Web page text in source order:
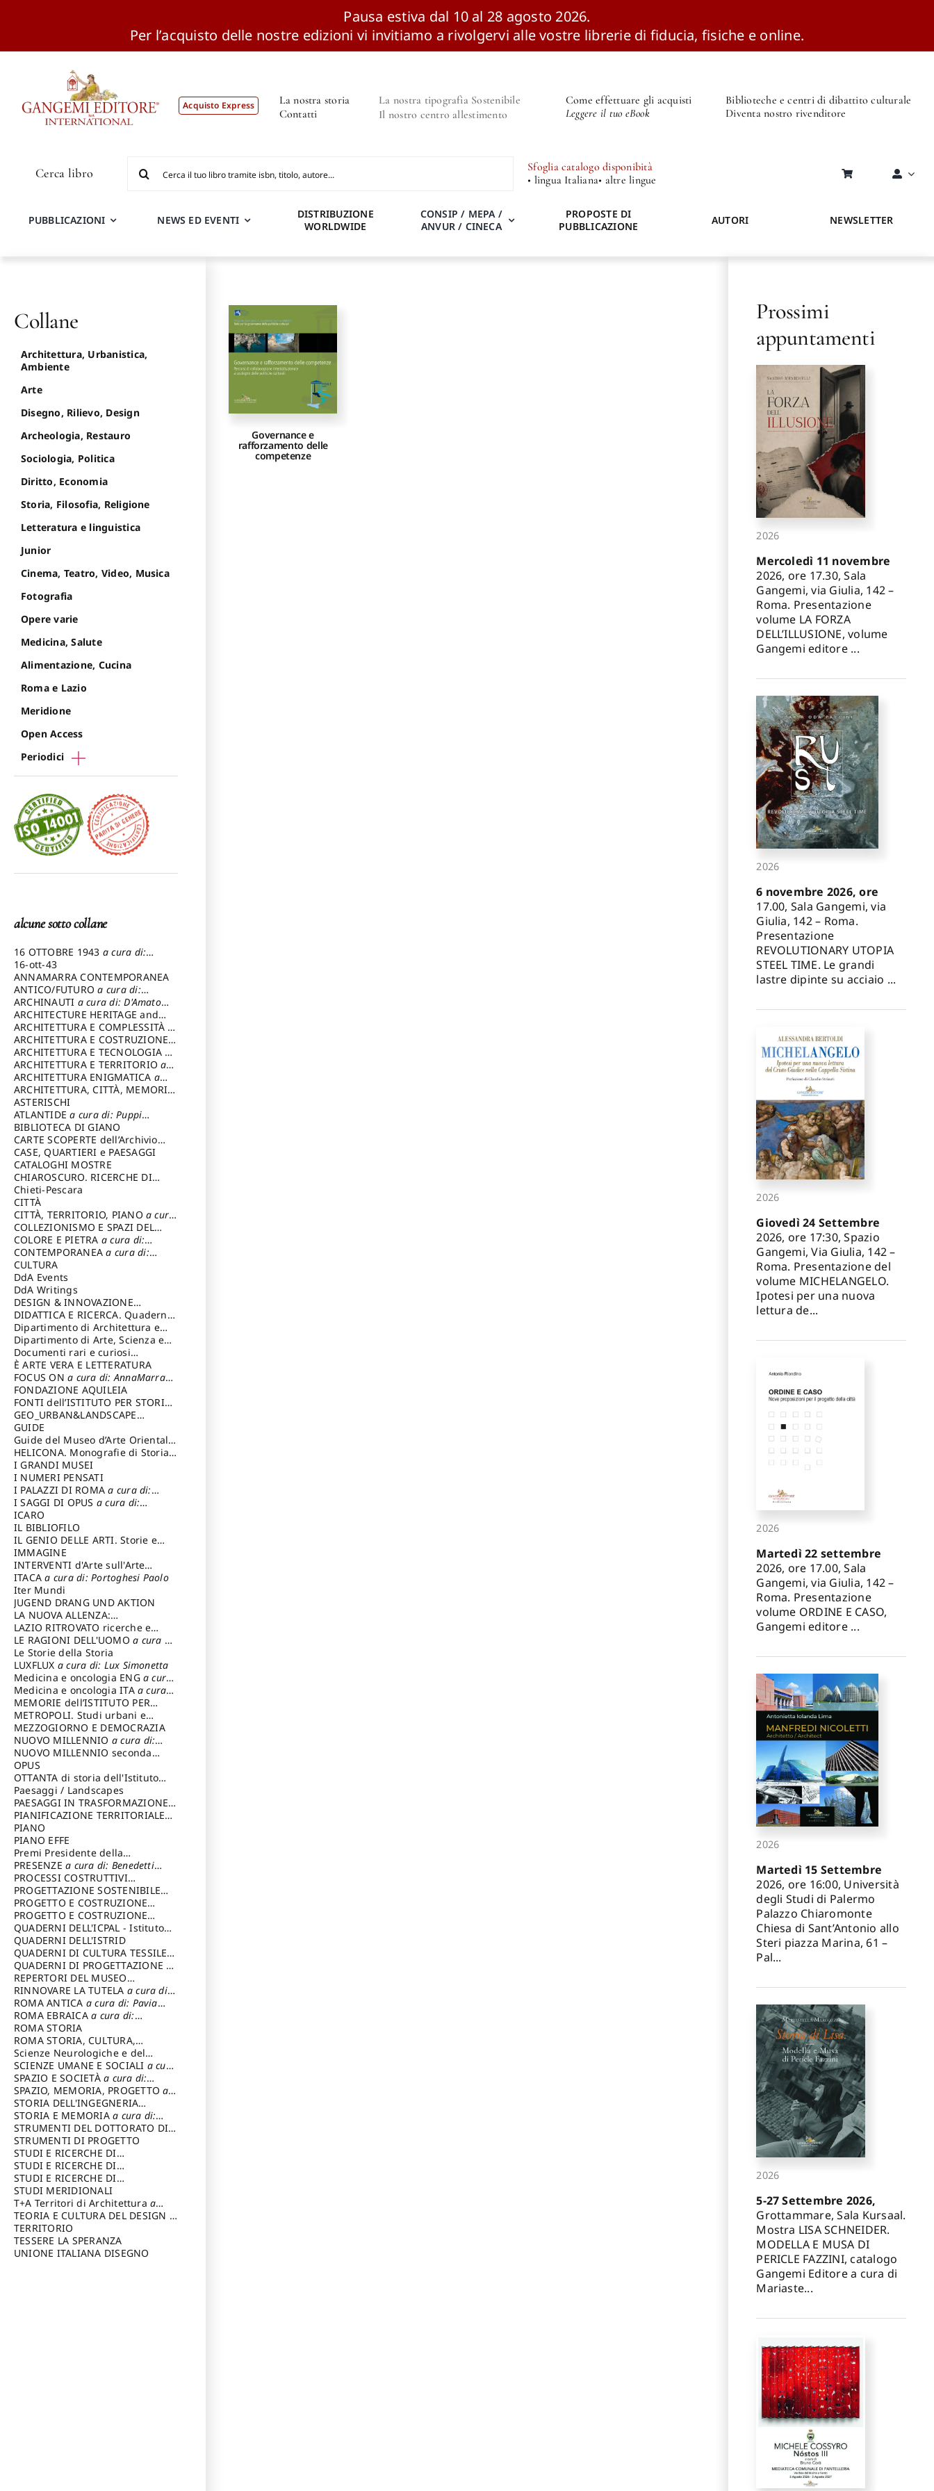
Pausa estiva dal 10 al 28 agosto 2026.
Per l’acquisto delle nostre edizioni vi invitiamo a rivolgervi alle vostre librerie di fiducia, fisiche e online.
Acquisto Express
La nostra storia
Contatti
La nostra tipografia Sostenibile
Il nostro centro allestimento
Come effettuare gli acquisti
Leggere il tuo eBook
Biblioteche e centri di dibattito culturale
Diventa nostro rivenditore
Cerca libro
per:
Sfoglia catalogo disponibità
• lingua Italiana• altre lingue
PUBBLICAZIONI NEWS ED EVENTI
DISTRIBUZIONE
WORLDWIDE
CONSIP / MEPA /
ANVUR / CINECA
PROPOSTE DI
PUBBLICAZIONE
AUTORI NEWSLETTER
Governance e
rafforzamento delle
competenze
Collane
Architettura, Urbanistica,
Ambiente
Arte
Disegno, Rilievo, Design
Archeologia, Restauro
Sociologia, Politica
Diritto, Economia
Storia, Filosofia, Religione
Letteratura e linguistica
Junior
Cinema, Teatro, Video, Musica
Fotografia
Opere varie
Medicina, Salute
Alimentazione, Cucina
Roma e Lazio
Meridione
Open Access
Periodici
alcune sotto collane
16 OTTOBRE 1943 a cura di:
Pezzetti Marcello
16-ott-43
ANNAMARRA CONTEMPORANEA
ANTICO/FUTUROa cura di:
Varagnoli Claudio
ARCHINAUTI a cura di: D'Amato
Claudio
ARCHITECTURE HERITAGE and
DESIGN
ARCHITETTURA E COMPLESSITÀ a
cura di: Piva Antonio
ARCHITETTURA E COSTRUZIONEa
cura di: Poretti Sergio
ARCHITETTURA E TECNOLOGIA a
cura di: Carrara Gianfranco
ARCHITETTURA E TERRITORIOa
cura di: Pietrogrande Enrico
ARCHITETTURA ENIGMATICA a
cura di: Lenci Ruggero
ARCHITETTURA, CITTÀ, MEMORIA
a cura di: Valeriani Enrico
ASTERISCHI
ATLANTIDEa cura di: Puppi
Lionello
BIBLIOTECA DI GIANO
CARTE SCOPERTE dell’Archivio
Storico Capitolino
CASE, QUARTIERI e PAESAGGI
CATALOGHI MOSTRE
CHIAROSCURO. RICERCHE DI
STORIA E STORIA DELL'ARTE
cura di: Di Carpegna Falconieri
Tommaso
Chieti-Pescara
CITTÀ
CITTÀ, TERRITORIO, PIANO a cura
di: Imbesi Giuseppe
COLLEZIONISMO E SPAZI DEL
COLLEZIONISMO a cura di:
Magnani Lauro
COLORE E PIETRA a cura di:
Selvaggi Giuseppe
CONTEMPORANEAa cura di:
Gubinelli Luna
CULTURA
DdA Events
DdA Writings
DESIGN & INNOVAZIONE
TECNOLOGICAa cura di: Vallicelli
Andrea
DIDATTICA E RICERCA. Quaderni
della Scuola
Dipartimento di Architettura e
Analisi della Città Mediterranea
Dipartimento di Arte, Scienza e
Tecnica del Costuire
Documenti rari e curiosi
dall'Archivio Segreto
È ARTE VERA E LETTERATURA
FOCUS ONa cura di: AnnaMarra
Contemporanea
FONDAZIONE AQUILEIA
FONTI dell’ISTITUTO PER STORIA
DEL RISORGIMENTO
GEO_URBAN&LANDSCAPE
PLANNING (GULP)
Trusiani Elio
GUIDE
Guide del Museo d’Arte Orientale
“Giuseppe Tucci”
HELICONA. Monografie di Storia
dell'Artea cura di: Gallo Marco
I GRANDI MUSEI
I NUMERI PENSATI
I PALAZZI DI ROMAa cura di:
Ippoliti Alessandro
I SAGGI DI OPUS a cura di:
Scalesse Tommaso
ICARO
IL BIBLIOFILO
IL GENIO DELLE ARTI. Storie e
interpretazione
IMMAGINE
INTERVENTI d'Arte sull'Arte
dedicata alla cultura della
conservazione d’arte
Fondazione Paola Droghetti onlus
ITACAa cura di: Portoghesi Paolo
Iter Mundi
JUGEND DRANG UND AKTION
LA NUOVA ALLENZA:
ARCHITETTURA & AMBIENTE
LAZIO RITROVATO ricerche e
restauri
LE RAGIONI DELL'UOMOa cura di:
Lombardi Satriani Luigi
Le Storie della Storia
LUXFLUX a cura di: Lux Simonetta
Medicina e oncologia ENG a cura
di: Lopez Massimo
Medicina e oncologia ITA a cura
di: Lopez Massimo
MEMORIE dell’ISTITUTO PER
STORIA DEL RISORGIMENTO
METROPOLI. Studi urbani e
regionali
MEZZOGIORNO E DEMOCRAZIA
NUOVO MILLENNIO a cura di:
Capaldo Pellegrino
NUOVO MILLENNIO seconda
serie
Francesco
OPUS
OTTANTA di storia dell'Istituto
storia dell’Istitutoa cura di:
Cavalieri Patrizia
Paesaggi / Landscapes
PAESAGGI IN TRASFORMAZIONEa
cura di: Corti Enrico A.
PIANIFICAZIONE TERRITORIALE
URBANISTICA ED AMBIENTALE
cura di: Costa Enrico
PIANO
PIANO EFFE
Premi Presidente della
Repubblica
PRESENZEa cura di: Benedetti
Sandro
PROCESSI COSTRUTTIVI
DELL'ARCHITETTURAa cura di:
Ippoliti Alessandro
PROGETTAZIONE SOSTENIBILE
PARTECIPATA
PROGETTO E COSTRUZIONE
DELL’ARCHITETTURA
PROGETTO E COSTRUZIONE
SOSTENIBILE
QUADERNI DELL'ICPAL - Istituto
centrale per il restauro e la
conservazione del patrimonio
archivistico e librario
QUADERNI DELL'ISTRID
QUADERNI DI CULTURA TESSILEa
cura di: Crispolti Livia
QUADERNI DI PROGETTAZIONE a
cura di: Giura Longo Tommaso
REPERTORI DEL MUSEO
CENTRALE DEL RISORGIMENTOa
cura di: Pizzo Marco
RINNOVARE LA TUTELA a cura di:
Cicalò Enrico
ROMA ANTICA a cura di: Pavia
Carlo
ROMA EBRAICAa cura di:
Procaccia Claudio
ROMA STORIA
ROMA STORIA, CULTURA,
IMMAGINEa cura di: Fagiolo
Marcello
Scienze Neurologiche e del
Comportamento
SCIENZE UMANE E SOCIALI a cura
di: Iannizzi Salvatore
SPAZIO E SOCIETÀa cura di:
Cassetti Roberto
SPAZIO, MEMORIA, PROGETTOa
cura di: Rossi Massimo
STORIA DELL'INGEGNERIA
STRUTTURALE IN ITALIAa cura di:
Poretti Sergio
STORIA E MEMORIAa cura di:
Rossi Lauro
STRUMENTI DEL DOTTORATO DI
RICERCA IN RILIEVO E
RAPPRESENTAZIONE
DELL’ARCHITETTURA E
DELL’AMBIENTEa cura di: Migliari
Riccardo
STRUMENTI DI PROGETTO
STUDI E RICERCHE DI
ARCHEOLOGIA IN SICILIA
di: Pelagatti Paola
STUDI E RICERCHE DI
ARCHITETTURA del Dipartimento
di Architettura Università degli
Studi G. d' Annunzio
STUDI E RICERCHE DI
ARCHITETTURA del Dipartimento
di Architettura Università degli
Studi G. d' Annunzio, Chieti-
Pescaraa cura di: Fusero Paolo
STUDI MERIDIONALI
T+A Territori di Architetturaa
cura di: Ramazzotti Luigi
TEORIA E CULTURA DEL DESIGN a
cura di: Furlanis Giuseppe
TERRITORIO
TESSERE LA SPERANZA
UNIONE ITALIANA DISEGNO
Prossimi
appuntamenti
2026
Mercoledì 11 novembre
2026, ore 17.30, Sala
Gangemi, via Giulia, 142 –
Roma. Presentazione
volume LA FORZA
DELL’ILLUSIONE, volume
Gangemi editore ...
2026
6 novembre 2026, ore
17.00, Sala Gangemi, via
Giulia, 142 – Roma.
Presentazione
REVOLUTIONARY UTOPIA
STEEL TIME. Le grandi
lastre dipinte su acciaio ...
2026
Giovedì 24 Settembre
2026, ore 17:30, Spazio
Gangemi, Via Giulia, 142 –
Roma. Presentazione del
volume MICHELANGELO.
Ipotesi per una nuova
lettura de...
2026
Martedì 22 settembre
2026, ore 17.00, Sala
Gangemi, via Giulia, 142 –
Roma. Presentazione
volume ORDINE E CASO,
Gangemi editore ...
2026
Martedì 15 Settembre
2026, ore 16:00, Università
degli Studi di Palermo
Palazzo Chiaromonte
Chiesa di Sant’Antonio allo
Steri piazza Marina, 61 –
Pal...
2026
5-27 Settembre 2026,
Grottammare, Sala Kursaal.
Mostra LISA SCHNEIDER.
MODELLA E MUSA DI
PERICLE FAZZINI, catalogo
Gangemi Editore a cura di
Mariaste...